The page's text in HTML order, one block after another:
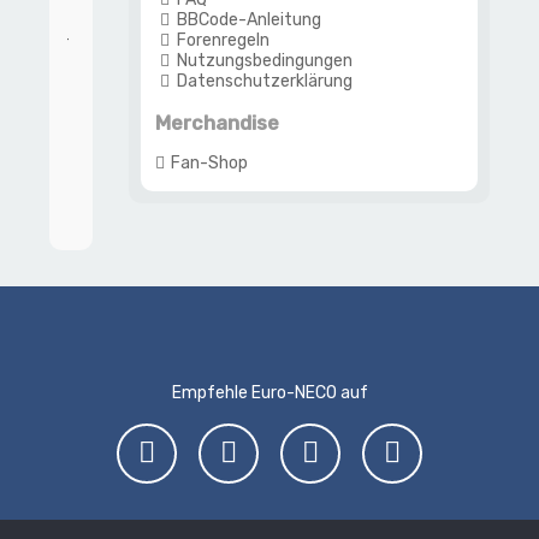
oder
BBCode-Anleitung
Forenregeln
Nutzungsbedingungen
Datenschutzerklärung
Merchandise
Fan-Shop
Empfehle Euro-NECO auf